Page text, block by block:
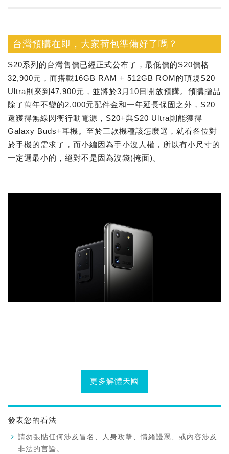
台灣預購在即，大家荷包準備好了嗎？
S20系列的台灣售價已經正式公布了，最低價的S20價格
32,900元，而搭載16GB RAM + 512GB ROM的頂規S20
Ultra則來到47,900元，並將於3月10日開放預購。預購贈品
除了萬年不變的2,000元配件金和一年延長保固之外，S20
還獲得無線閃衝行動電源，S20+與S20 Ultra則能獲得
Galaxy Buds+耳機。至於三款機種該怎麼選，就看各位對
於手機的需求了，而小編因為手小沒人權，所以有小尺寸的
一定選最小的，絕對不是因為沒錢(掩面)。
更多解體天國
發表您的看法
請勿張貼任何涉及冒名、人身攻擊、情緒謾罵、或內容涉及
非法的言論。